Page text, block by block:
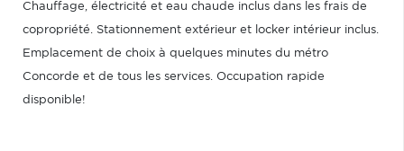
Chauffage, électricité et eau chaude inclus dans les frais de
copropriété. Stationnement extérieur et locker intérieur inclus.
Emplacement de choix à quelques minutes du métro
Concorde et de tous les services. Occupation rapide
disponible!